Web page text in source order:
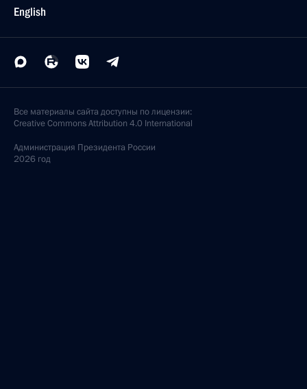
English
Все материалы сайта доступны по лицензии:
Creative Commons Attribution 4.0 International
Администрация Президента России
2026 год